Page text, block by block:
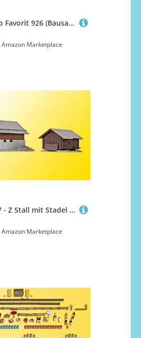
Fendt Vario Favorit 926 (Bausatz) Modell von kibri 1:87
Amazon Marketplace
Kibri 36817 - Z Stall mit Stadel in Elm - Neu
Amazon Marketplace